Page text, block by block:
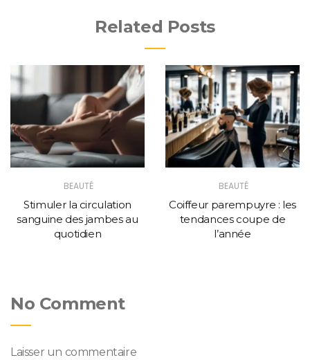
Related Posts
BEAUTÉ
Stimuler la circulation
sanguine des jambes au
quotidien
BEAUTÉ
Coiffeur parempuyre : les
tendances coupe de
l’année
No Comment
Laisser un commentaire